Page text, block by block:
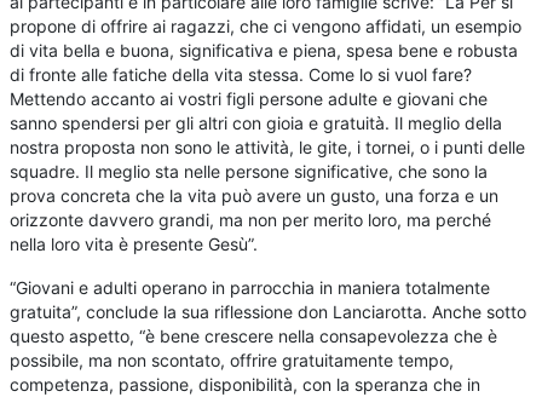
propone di offrire ai ragazzi, che ci vengono affidati, un esempio
di vita bella e buona, significativa e piena, spesa bene e robusta
di fronte alle fatiche della vita stessa. Come lo si vuol fare?
Mettendo accanto ai vostri figli persone adulte e giovani che
sanno spendersi per gli altri con gioia e gratuità. Il meglio della
nostra proposta non sono le attività, le gite, i tornei, o i punti delle
squadre. Il meglio sta nelle persone significative, che sono la
prova concreta che la vita può avere un gusto, una forza e un
orizzonte davvero grandi, ma non per merito loro, ma perché
nella loro vita è presente Gesù”.
“Giovani e adulti operano in parrocchia in maniera totalmente
gratuita”, conclude la sua riflessione don Lanciarotta. Anche sotto
questo aspetto, “è bene crescere nella consapevolezza che è
possibile, ma non scontato, offrire gratuitamente tempo,
competenza, passione, disponibilità, con la speranza che in